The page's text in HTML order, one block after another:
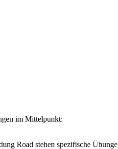
im Mittelpunkt:
Road stehen spezifische